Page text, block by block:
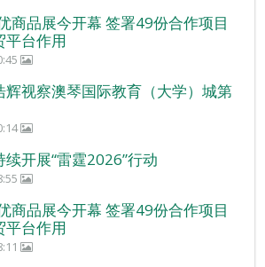
商品展今开幕 签署49份合作项目
平台作用
辉视察澳琴国际教育（大学）城第
开展“雷霆2026”行动
商品展今开幕 签署49份合作项目
平台作用